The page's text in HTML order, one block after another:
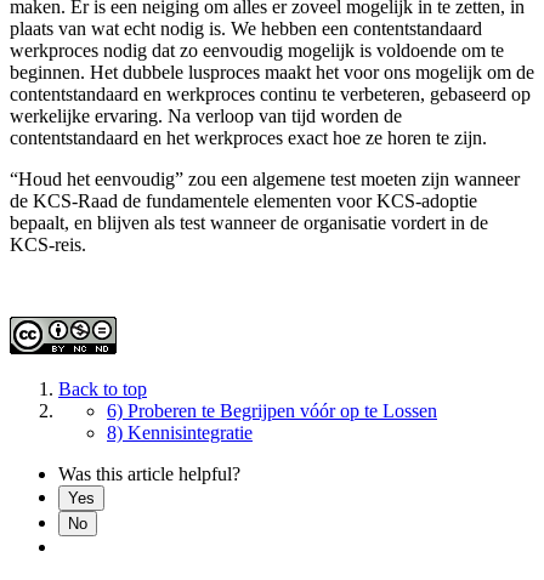
maken. Er is een neiging om alles er zoveel mogelijk in te zetten, in
plaats van wat echt nodig is. We hebben een contentstandaard
werkproces nodig dat zo eenvoudig mogelijk is voldoende om te
beginnen. Het dubbele lusproces maakt het voor ons mogelijk om de
contentstandaard en werkproces continu te verbeteren, gebaseerd op
werkelijke ervaring. Na verloop van tijd worden de
contentstandaard en het werkproces exact hoe ze horen te zijn.
“Houd het eenvoudig” zou een algemene test moeten zijn wanneer
de KCS-Raad de fundamentele elementen voor KCS-adoptie
bepaalt, en blijven als test wanneer de organisatie vordert in de
KCS-reis.
Back to top
6) Proberen te Begrijpen vóór op te Lossen
8) Kennisintegratie
Was this article helpful?
Yes
No